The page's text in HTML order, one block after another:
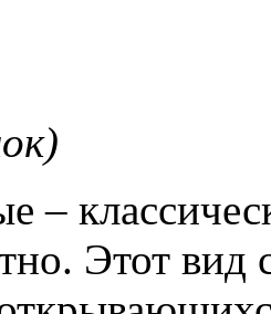
–
Этот вид